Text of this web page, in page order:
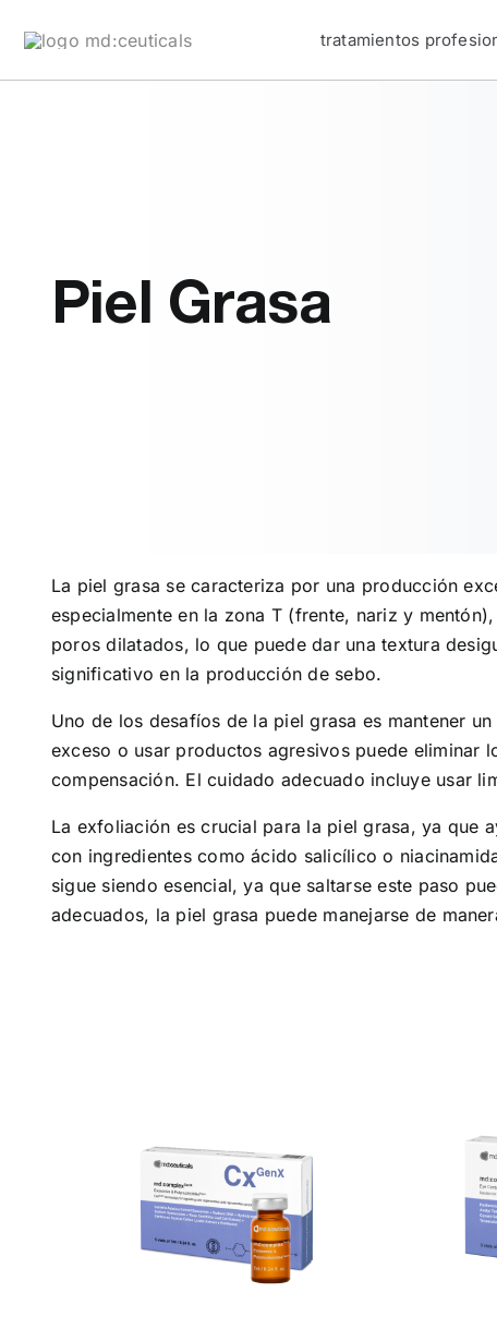
tratamientos
Piel Grasa
La piel grasa se caracteriza por una producción
especialmente en la zona T (frente, nariz y
poros dilatados, lo que puede dar una textura
significativo en la producción de sebo.
Uno de los desafíos de la piel grasa es mantener
exceso o usar productos agresivos puede eliminar
compensación. El cuidado adecuado incluye usar
La exfoliación es crucial para la piel grasa, ya que
con ingredientes como ácido salicílico o
sigue siendo esencial, ya que saltarse este paso
adecuados, la piel grasa puede manejarse de